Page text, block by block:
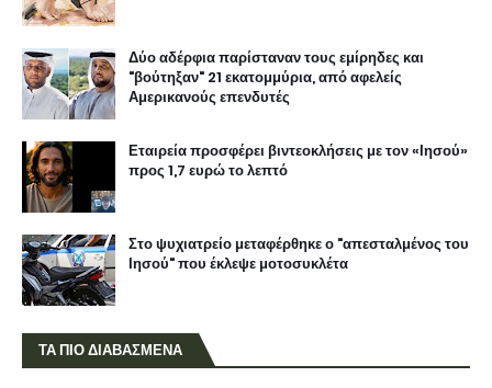
Δύο αδέρφια παρίσταναν τους εμίρηδες και
"βούτηξαν" 21 εκατομμύρια, από αφελείς
Αμερικανούς επενδυτές
Εταιρεία προσφέρει βιντεοκλήσεις με τον «Ιησού»
προς 1,7 ευρώ το λεπτό
Στο ψυχιατρείο μεταφέρθηκε ο "απεσταλμένος του
Ιησού" που έκλεψε μοτοσυκλέτα
ΤΑ ΠΙΟ ΔΙΑΒΑΣΜΕΝΑ